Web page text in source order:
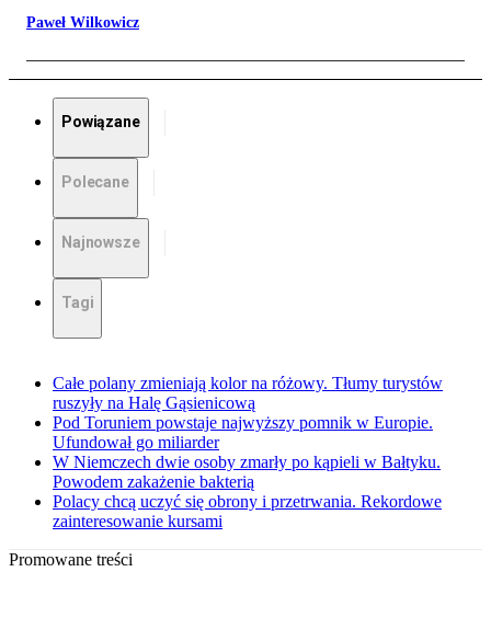
Paweł Wilkowicz
Powiązane
Polecane
Najnowsze
Tagi
Całe polany zmieniają kolor na różowy. Tłumy turystów
ruszyły na Halę Gąsienicową
Pod Toruniem powstaje najwyższy pomnik w Europie.
Ufundował go miliarder
W Niemczech dwie osoby zmarły po kąpieli w Bałtyku.
Powodem zakażenie bakterią
Polacy chcą uczyć się obrony i przetrwania. Rekordowe
zainteresowanie kursami
Promowane treści